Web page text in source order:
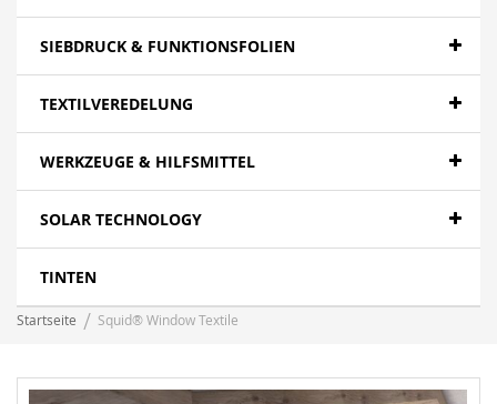
SIEBDRUCK & FUNKTIONSFOLIEN
TEXTILVEREDELUNG
WERKZEUGE & HILFSMITTEL
SOLAR TECHNOLOGY
TINTEN
Startseite Squid® Window Textile